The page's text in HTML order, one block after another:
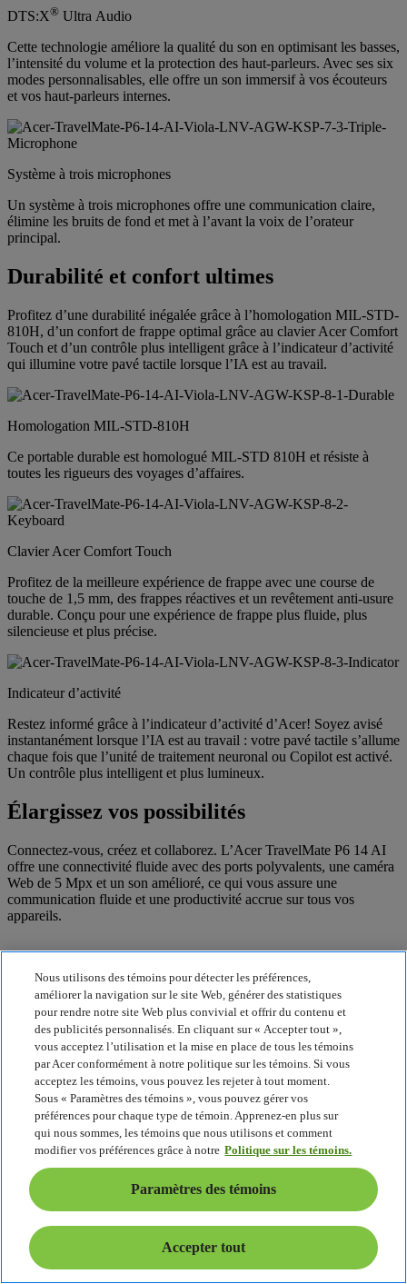
DTS:X® Ultra Audio
Cette technologie améliore la qualité du son en optimisant les basses,
l’intensité du volume et la protection des haut-parleurs. Avec ses six
modes personnalisables, elle offre un son immersif à vos écouteurs
et vos haut-parleurs internes.
Système à trois microphones
Un système à trois microphones offre une communication claire,
élimine les bruits de fond et met à l’avant la voix de l’orateur
principal.
Durabilité et confort ultimes
Profitez d’une durabilité inégalée grâce à l’homologation MIL-STD-
810H, d’un confort de frappe optimal grâce au clavier Acer Comfort
Touch et d’un contrôle plus intelligent grâce à l’indicateur d’activité
qui illumine votre pavé tactile lorsque l’IA est au travail.
Homologation MIL-STD-810H
Ce portable durable est homologué MIL-STD 810H et résiste à
toutes les rigueurs des voyages d’affaires.
Clavier Acer Comfort Touch
Profitez de la meilleure expérience de frappe avec une course de
touche de 1,5 mm, des frappes réactives et un revêtement anti-usure
durable. Conçu pour une expérience de frappe plus fluide, plus
silencieuse et plus précise.
Indicateur d’activité
Restez informé grâce à l’indicateur d’activité d’Acer! Soyez avisé
instantanément lorsque l’IA est au travail : votre pavé tactile s’allume
chaque fois que l’unité de traitement neuronal ou Copilot est activé.
Un contrôle plus intelligent et plus lumineux.
Élargissez vos possibilités
Connectez-vous, créez et collaborez. L’Acer TravelMate P6 14 AI
offre une connectivité fluide avec des ports polyvalents, une caméra
Web de 5 Mpx et un son amélioré, ce qui vous assure une
communication fluide et une productivité accrue sur tous vos
appareils.
HDMI 2.1
Sortie jusqu’à 8K
Thunderbolt 4
Deux ports de type C
Caméra de 5 mégapixels
Caméra
Nous utilisons des témoins pour détecter les préférences,
améliorer la navigation sur le site Web, générer des statistiques
pour rendre notre site Web plus convivial et offrir du contenu et
des publicités personnalisés. En cliquant sur « Accepter tout »,
vous acceptez l’utilisation et la mise en place de tous les témoins
par Acer conformément à notre politique sur les témoins. Si vous
acceptez les témoins, vous pouvez les rejeter à tout moment.
Sous « Paramètres des témoins », vous pouvez gérer vos
préférences pour chaque type de témoin. Apprenez-en plus sur
qui nous sommes, les témoins que nous utilisons et comment
modifier vos préférences grâce à notre Politique sur les témoins.
Paramètres des témoins
Accepter tout